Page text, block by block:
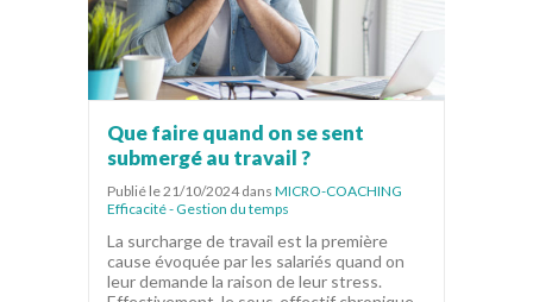
Que faire quand on se sent
submergé au travail ?
Publié le 21/10/2024dans MICRO-COACHING
Efficacité - Gestion du temps
La surcharge de travail est la première
cause évoquée par les salariés quand on
leur demande la raison de leur stress.